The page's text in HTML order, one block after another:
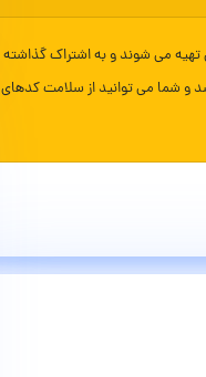
تهیه می شوند و به اشتراک گذاشته
و شما می توانید از سلامت کدهای